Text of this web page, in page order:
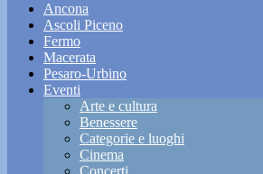
Ancona
Ascoli Piceno
Fermo
Macerata
Pesaro-Urbino
Eventi
Arte e cultura
Benessere
Categorie e luoghi
Cinema
Concerti